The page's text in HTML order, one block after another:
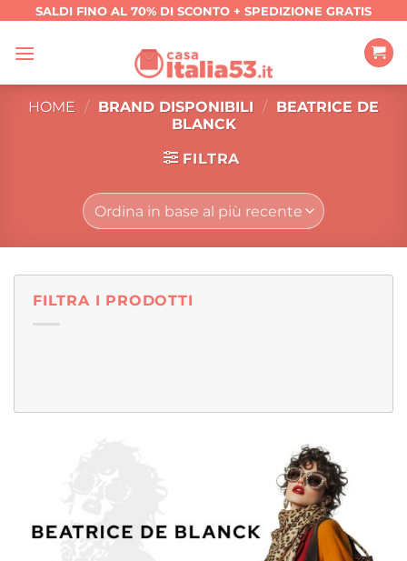
contenuti
SALDI FINO AL 70% DI SCONTO + SPEDIZIONE GRATIS
HOME / BRAND DISPONIBILI / BEATRICE DE
BLANCK
FILTRA
FILTRA I PRODOTTI